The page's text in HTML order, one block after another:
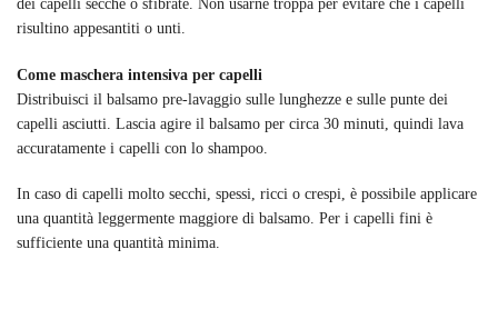
dei capelli secche o sfibrate. Non usarne troppa per evitare che i capelli
risultino appesantiti o unti.
Come maschera intensiva per capelli
Distribuisci il balsamo pre-lavaggio sulle lunghezze e sulle punte dei
capelli asciutti. Lascia agire il balsamo per circa 30 minuti, quindi lava
accuratamente i capelli con lo shampoo.
In caso di capelli molto secchi, spessi, ricci o crespi, è possibile applicare
una quantità leggermente maggiore di balsamo. Per i capelli fini è
sufficiente una quantità minima.